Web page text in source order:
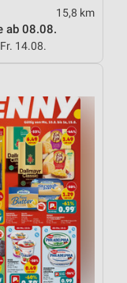
15,8 km
ab 08.08.
14.08.
oder
von